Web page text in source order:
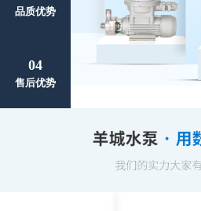
品质优势
04
售后优势